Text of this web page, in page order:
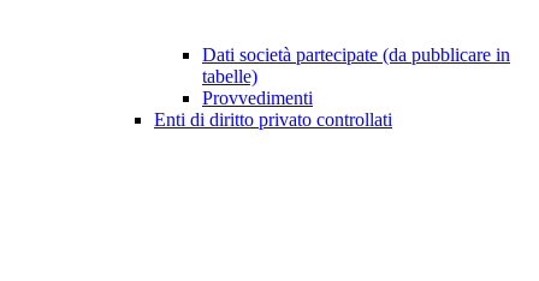
Dati società partecipate (da pubblicare in
tabelle)
Provvedimenti
Enti di diritto privato controllati